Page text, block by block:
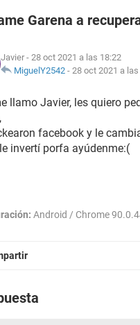
Garena a
Javier - 28 oct 2021 a las 18:22
MiguelY2542 - 28 oct 2021 a
llamo Javier, les quiero
facebook y le
invertí porfa ayúdenme:(
Android / Chrome